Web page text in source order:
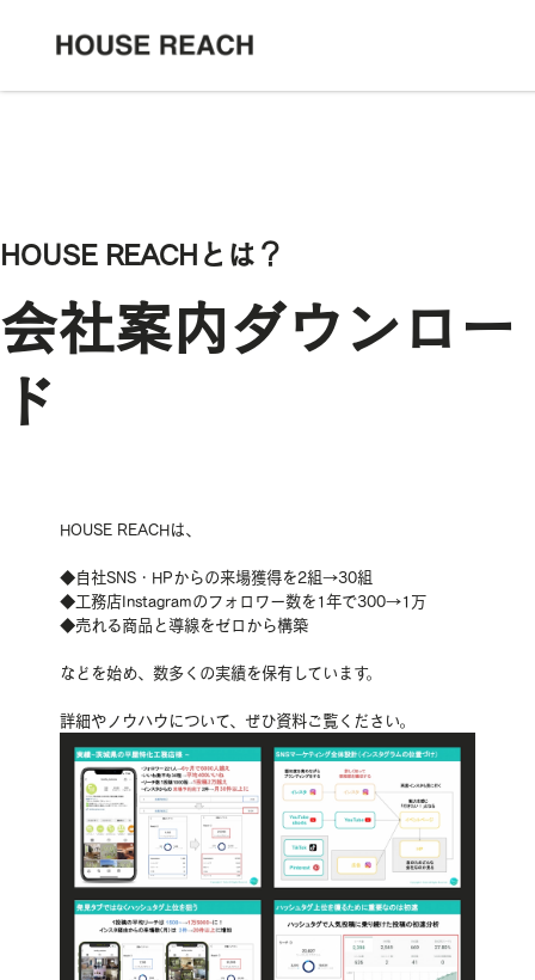
HOUSE REACHとは？
会社案内ダウンロー
ド
HOUSE REACHは、
◆自社SNS・HPからの来場獲得を2組→30組
◆工務店Instagramのフォロワー数を1年で300→1万
◆売れる商品と導線をゼロから構築
などを始め、数多くの実績を保有しています。
詳細やノウハウについて、ぜひ資料ご覧ください。